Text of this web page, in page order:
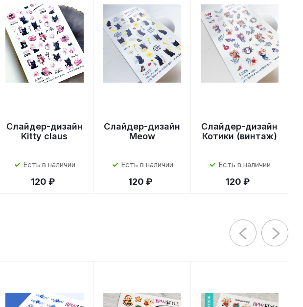
Слайдер-дизайн
Kitty claus
Есть в наличии
120 ₽
Слайдер-дизайн
Meow
Есть в наличии
120 ₽
Слайдер-дизайн
Котики (винтаж)
Есть в наличии
120 ₽